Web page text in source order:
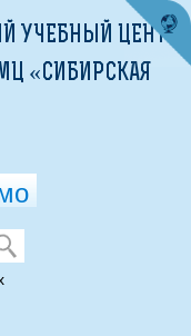
УЧЕБНЫЙ ЦЕНТР
«СИБИРСКАЯ